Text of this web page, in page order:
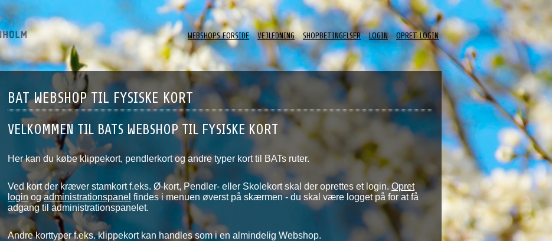
WEBSHOPS FORSIDE VEJLEDNING SHOPBETINGELSER LOGIN OPRET LOGIN
BAT WEBSHOP TIL FYSISKE KORT
VELKOMMEN TIL BATS WEBSHOP TIL FYSISKE KORT
Her kan du købe klippekort, pendlerkort og andre typer kort til BATs ruter.
Ved kort der kræver stamkort f.eks. Ø-kort, Pendler- eller Skolekort skal der oprettes et login.Opret
login ogadministrationspanel findes i menuen øverst på skærmen - du skal være logget på for at få
adgang til administrationspanelet.
Andre korttyper f.eks. klippekort kan handles som i en almindelig Webshop.